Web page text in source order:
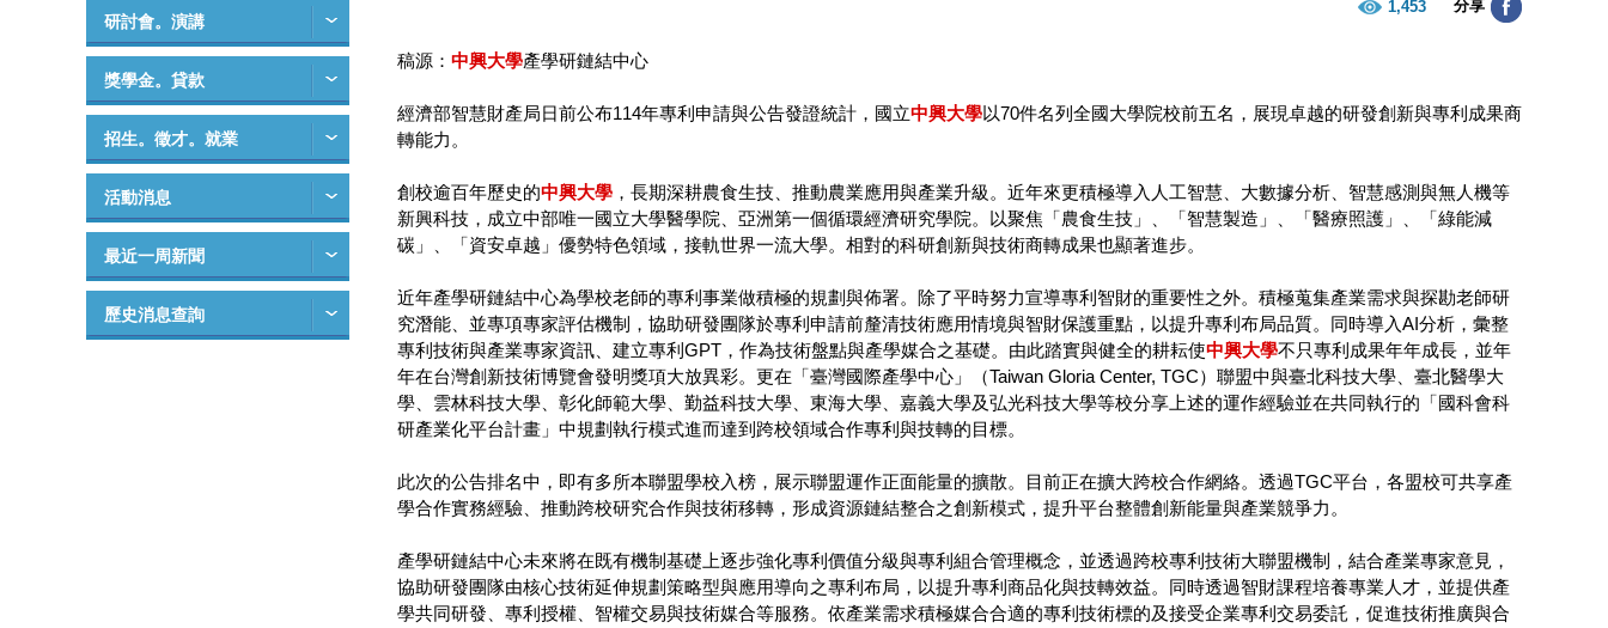
研討會。演講
獎學金。貸款
招生。徵才。就業
活動消息
最近一周新聞
歷史消息查詢
1,453 分享
稿源： 中興大學產學研鏈結中心
經濟部智慧財產局日前公布114年專利申請與公告發證統計，國立中興大學以70件名列全國大學院校前五名，展現卓越的研發創新與專利成果商
轉能力。
創校逾百年歷史的中興大學 ，長期深耕農食生技、推動農業應用與產業升級。近年來更積極導入人工智慧、大數據分析、智慧感測與無人機等
新興科技，成立中部唯一國立大學醫學院、亞洲第一個循環經濟研究學院。以聚焦「農食生技」、「智慧製造」、「醫療照護」、「綠能減
碳」、「資安卓越」優勢特色領域，接軌世界一流大學。相對的科研創新與技術商轉成果也顯著進步。
近年產學研鏈結中心為學校老師的專利事業做積極的規劃與佈署。除了平時努力宣導專利智財的重要性之外。積極蒐集產業需求與探勘老師研
究潛能、並專項專家評估機制，協助研發團隊於專利申請前釐清技術應用情境與智財保護重點，以提升專利布局品質。同時導入AI分析，彙整
專利技術與產業專家資訊、建立專利GPT，作為技術盤點與產學媒合之基礎。由此踏實與健全的耕耘使中興大學不只專利成果年年成長，並年
年在台灣創新技術博覽會發明獎項大放異彩。更在「臺灣國際產學中心」（Taiwan Gloria Center, TGC）聯盟中與臺北科技大學、臺北醫學大
學、雲林科技大學、彰化師範大學、勤益科技大學、東海大學、嘉義大學及弘光科技大學等校分享上述的運作經驗並在共同執行的「國科會科
研產業化平台計畫」中規劃執行模式進而達到跨校領域合作專利與技轉的目標。
此次的公告排名中，即有多所本聯盟學校入榜，展示聯盟運作正面能量的擴散。目前正在擴大跨校合作網絡。透過TGC平台，各盟校可共享產
學合作實務經驗、推動跨校研究合作與技術移轉，形成資源鏈結整合之創新模式，提升平台整體創新能量與產業競爭力。
產學研鏈結中心未來將在既有機制基礎上逐步強化專利價值分級與專利組合管理概念，並透過跨校專利技術大聯盟機制，結合產業專家意見，
協助研發團隊由核心技術延伸規劃策略型與應用導向之專利布局，以提升專利商品化與技轉效益。同時透過智財課程培養專業人才，並提供產
學共同研發、專利授權、智權交易與技術媒合等服務。依產業需求積極媒合合適的專利技術標的及接受企業專利交易委託，促進技術推廣與合